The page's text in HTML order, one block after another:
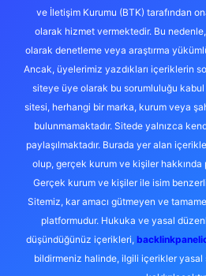
ve İletişim Kurumu (BTK) tarafından
olarak hizmet vermektedir. Bu
olarak denetleme veya araştırma
Ancak, üyelerimiz yazdıkları içeriklerin
siteye üye olarak bu sorumluluğu kabul
sitesi, herhangi bir marka, kurum veya
bulunmamaktadır. Sitede yalnızca
paylaşılmaktadır. Burada yer alan
olup, gerçek kurum ve kişiler hakkında
Gerçek kurum ve kişiler ile isim
Sitemiz, kar amacı gütmeyen ve
platformudur. Hukuka ve yasal
düşündüğünüz içerikleri,
bildirmeniz halinde, ilgili içerikler